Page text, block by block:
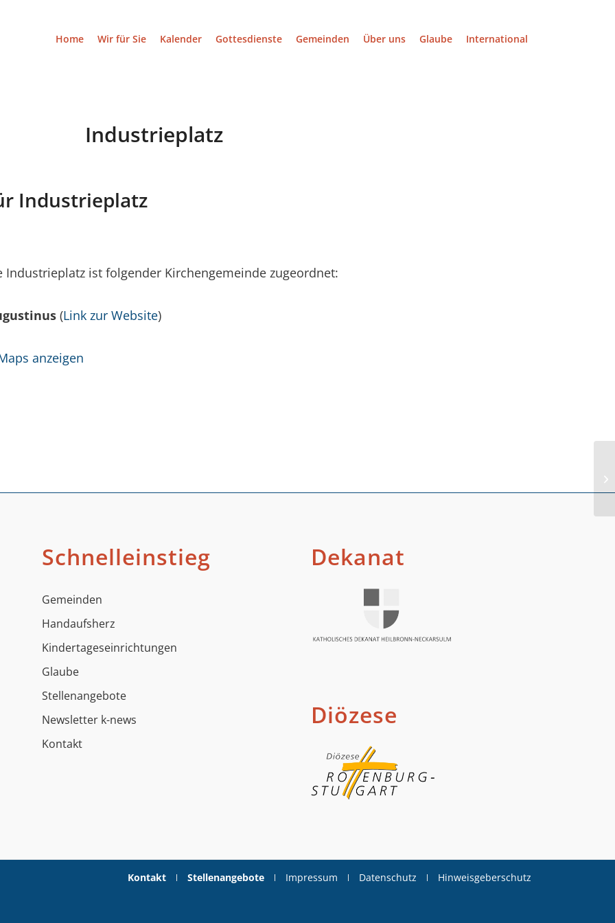
Home Wir für Sie Kalender Gottesdienste Gemeinden Über uns Glaube International
Industrieplatz
Industrieplatz
Industrieplatz ist folgender Kirchengemeinde zugeordnet:
(Link zur Website)
anzeigen
Schnelleinstieg
Gemeinden
Handaufsherz
Kindertageseinrichtungen
Glaube
Stellenangebote
Newsletter k-news
Kontakt
Dekanat
Diözese
Kontakt Stellenangebote Impressum Datenschutz Hinweisgeberschutz